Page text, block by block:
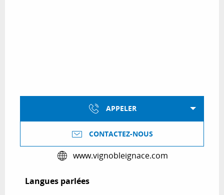
APPELER
CONTACTEZ-NOUS
www.vignobleignace.com
Langues parlées
Langues parlées